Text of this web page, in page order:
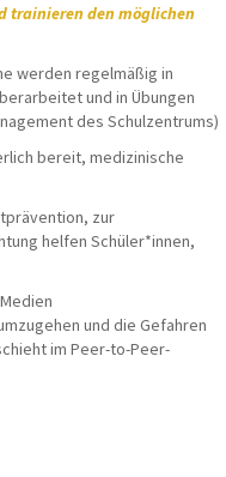
trainieren den möglichen
werden regelmäßig in
und in Übungen
des Schulzentrums)
bereit, medizinische
zur
helfen Schüler*innen,
und die Gefahren
im Peer-to-Peer-